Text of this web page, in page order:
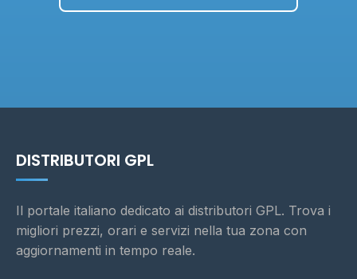
DISTRIBUTORI GPL
Il portale italiano dedicato ai distributori GPL. Trova i
migliori prezzi, orari e servizi nella tua zona con
aggiornamenti in tempo reale.